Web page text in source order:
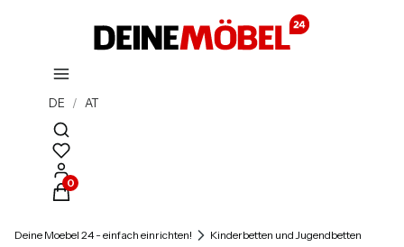
DE / AT
Suchmaschine öffnen
Produkte im Warenkorb: 0. Details anzeigen
Deine Moebel 24 - einfach einrichten! Kinderbetten und Jugendbetten